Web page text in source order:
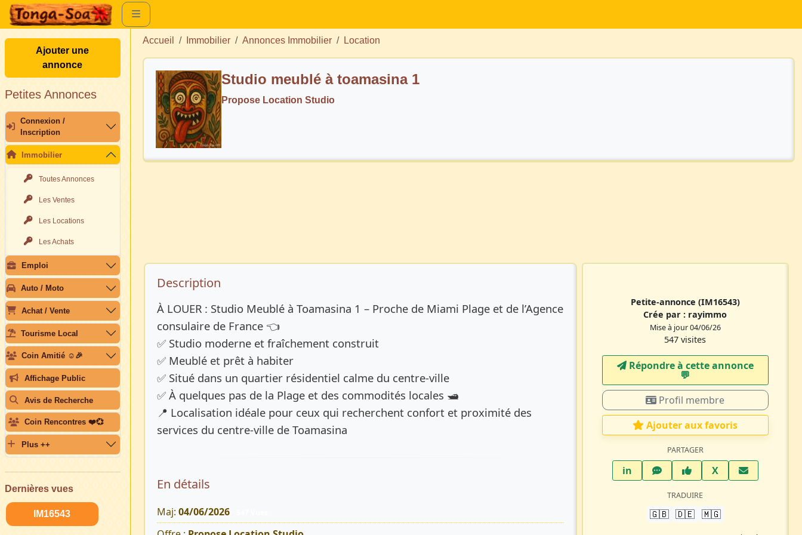
Ajouter une
annonce
Petites Annonces
Connexion /
Inscription
Immobilier
Toutes Annonces
Les Ventes
Les Locations
Les Achats
Emploi
Auto / Moto
Achat / Vente
Tourisme Local
Coin Amitié ☺️🎉
Affichage Public
Avis de Recherche
Coin Rencontres ❤️💞
Plus ++
Dernières vues
IM16543
Accueil Immobilier Annonces Immobilier Location
Studio meublé à toamasina 1
Propose Location Studio
Description de l’annonce
Description
À LOUER : Studio Meublé à Toamasina 1 – Proche de Miami Plage et de l’Agence
consulaire de France 👈
✅ Studio moderne et fraîchement construit
✅ Meublé et prêt à habiter
✅ Situé dans un quartier résidentiel calme du centre-ville
✅ À quelques pas de la Plage et des commodités locales 🛥️
📍 Localisation idéale pour ceux qui recherchent confort et proximité des
services du centre-ville de Toamasina
En détails
Maj: 04/06/2026
Petite-annonce (IM16543)
Crée par : rayimmo
Mise à jour 04/06/26
547 visites
Répondre à cette annonce
💬​
Profil membre
Ajouter aux favoris
PARTAGER
inLinkedInWhatsAppFacebook
XTwitter X
TRADUIRE
🇬🇧 🇩🇪 🇲🇬